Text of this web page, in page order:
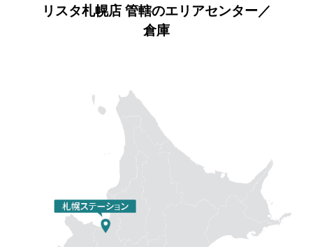
リスタ札幌店 管轄のエリアセンター／
倉庫